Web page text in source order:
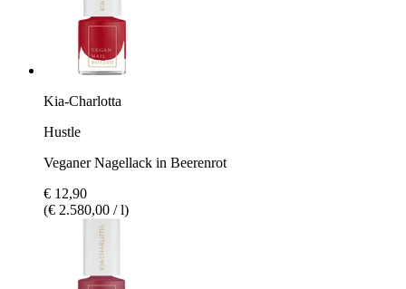
Kia-Charlotta
Hustle
Veganer Nagellack in Beerenrot
€ 12,90
(€ 2.580,00 / l)